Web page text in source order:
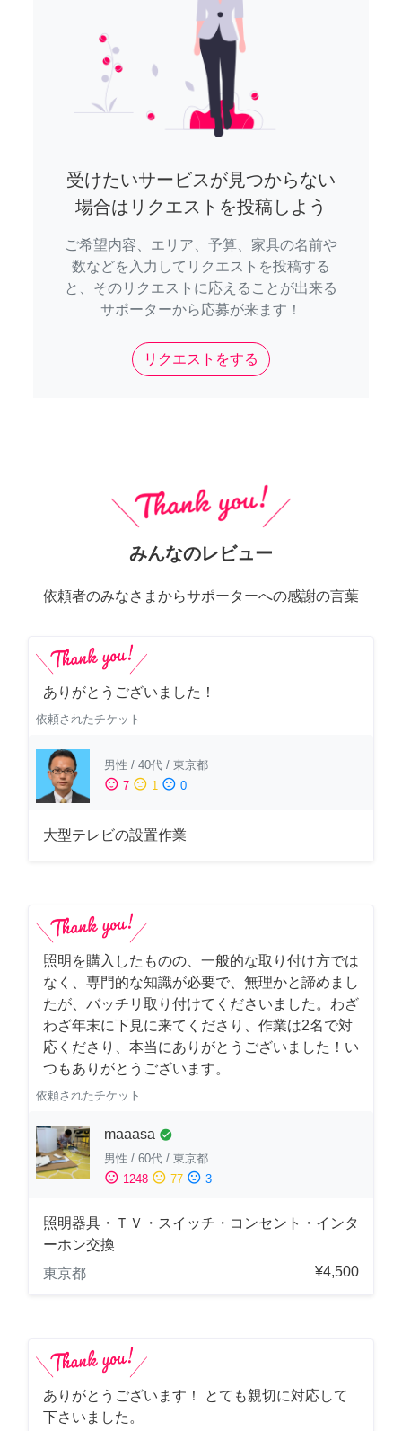
受けたいサービスが見つからない
場合はリクエストを投稿しよう
ご希望内容、エリア、予算、家具の名前や
数などを入力してリクエストを投稿する
と、そのリクエストに応えることが出来る
サポーターから応募が来ます！
リクエストをする
みんなのレビュー
依頼者のみなさまからサポーターへの感謝の言葉
ありがとうございました！
依頼されたチケット
男性 / 40代 / 東京都
sentiment_satisfied 7 sentiment_neutral 1 sentiment_dissatisfied 0
大型テレビの設置作業
照明を購入したものの、一般的な取り付け方では
なく、専門的な知識が必要で、無理かと諦めまし
たが、バッチリ取り付けてくださいました。わざ
わざ年末に下見に来てくださり、作業は2名で対
応くださり、本当にありがとうございました！い
つもありがとうございます。
依頼されたチケット
maaasa check_circle
男性 / 60代 / 東京都
sentiment_satisfied 1248 sentiment_neutral 77 sentiment_dissatisfied 3
照明器具・ＴＶ・スイッチ・コンセント・インタ
ーホン交換
東京都
¥4,500
ありがとうございます！ とても親切に対応して
下さいました。